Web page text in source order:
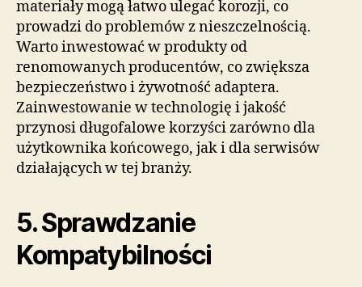
materiały mogą łatwo ulegać korozji, co
prowadzi do problemów z nieszczelnością.
Warto inwestować w produkty od
renomowanych producentów, co zwiększa
bezpieczeństwo i żywotność adaptera.
Zainwestowanie w technologię i jakość
przynosi długofalowe korzyści zarówno dla
użytkownika końcowego, jak i dla serwisów
działających w tej branży.
5. Sprawdzanie
Kompatybilności